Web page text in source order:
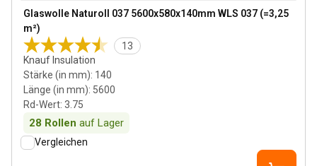
Glaswolle Naturoll 037 5600x580x140mm WLS 037 (=3,25
m²)
13
Knauf Insulation
Stärke (in mm): 140
Länge (in mm): 5600
Rd-Wert: 3.75
28 Rollen auf Lager
View product
Vergleichen